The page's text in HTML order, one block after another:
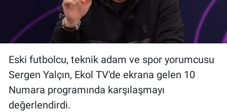
Eski futbolcu, teknik adam ve spor yorumcusu
Sergen Yalçın, Ekol TV'de ekrana gelen 10
Numara programında karşılaşmayı
değerlendirdi.